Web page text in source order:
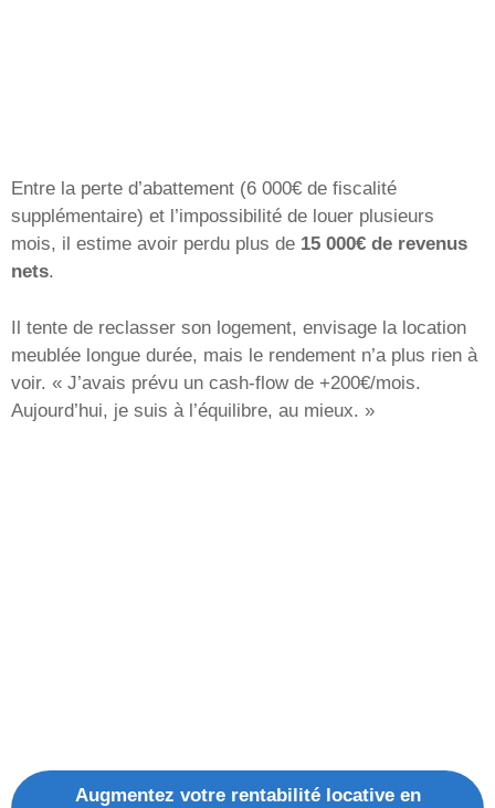
Entre la perte d’abattement (6 000€ de fiscalité
supplémentaire) et l’impossibilité de louer plusieurs
mois, il estime avoir perdu plus de 15 000€ de revenus
nets.
Il tente de reclasser son logement, envisage la location
meublée longue durée, mais le rendement n’a plus rien à
voir. « J’avais prévu un cash-flow de +200€/mois.
Aujourd’hui, je suis à l’équilibre, au mieux. »
Augmentez votre rentabilité locative en